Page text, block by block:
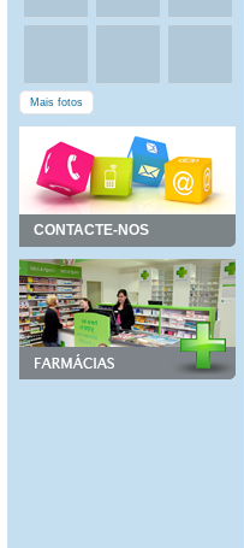
Mais fotos
CONTACTE-NOS